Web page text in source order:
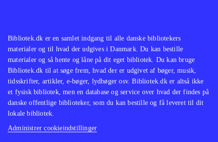
Bibliotek.dk er en samlet indgang til alle danske bibliotekers
materialer og til hvad der udgives i Danmark. Du kan bestille
materialer og så hente og låne på dit eget bibliotek. Du kan bruge
Bibliotek.dk til at søge frem, hvad der er udgivet af bøger, musik,
tidsskrifter, artikler, e-bøger, lydbøger osv. Bibliotek.dk er altså ikke
et fysisk bibliotek, men en database og service over hvad der findes på
danske offentlige biblioteker, som du kan bestille og få leveret til dit
lokale bibliotek.
Administrer cookieindstillinger